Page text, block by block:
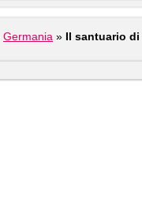
Germania » Il santuario